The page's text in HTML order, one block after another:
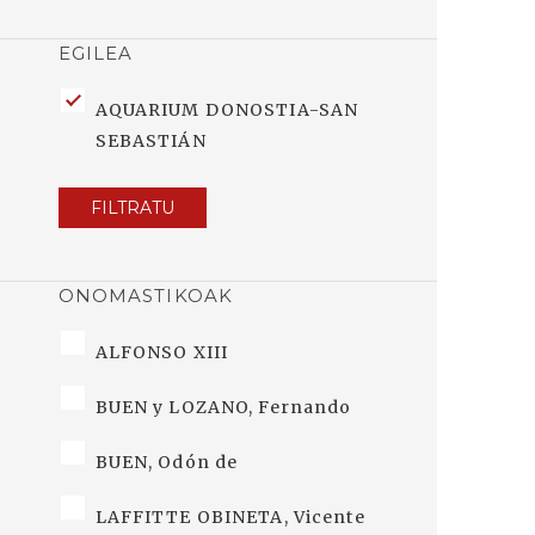
EGILEA
AQUARIUM DONOSTIA-SAN
SEBASTIÁN
FILTRATU
ONOMASTIKOAK
ALFONSO XIII
BUEN y LOZANO, Fernando
BUEN, Odón de
LAFFITTE OBINETA, Vicente